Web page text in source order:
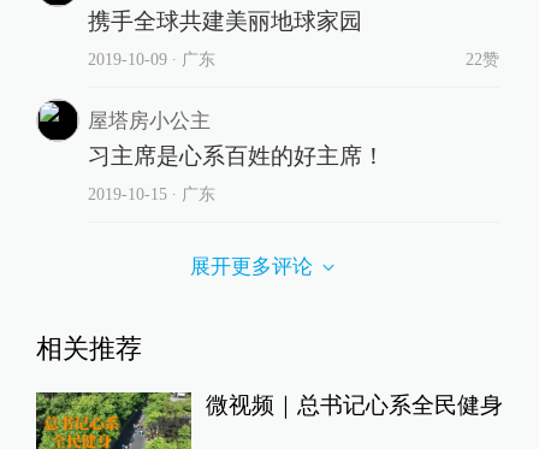
携手全球共建美丽地球家园
2019-10-09∙ 广东 22赞
屋塔房小公主
习主席是心系百姓的好主席！
2019-10-15∙ 广东
展开更多评论
相关推荐
微视频｜总书记心系全民健身